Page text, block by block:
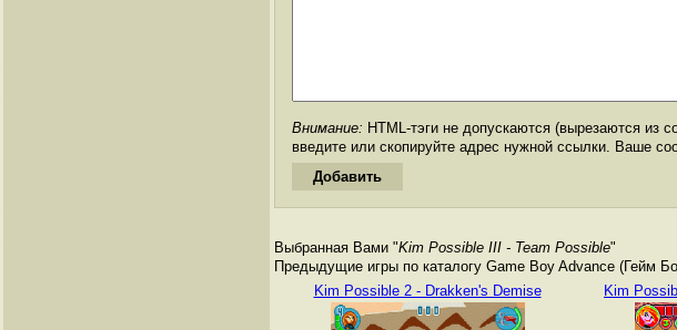
Внимание: HTML-тэги не допускаются (вырезаются из
введите или скопируйте адрес нужной ссылки. Ваше
Выбранная Вами "Kim Possible III - Team Possible"
Предыдущие игры по каталогу Game Boy Advance (Гейм
Kim Possible 2 - Drakken's Demise
Kim